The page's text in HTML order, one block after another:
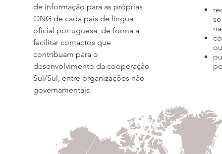
de informação para as próprias
ONG de cada país de língua
oficial portuguesa, de forma a
facilitar contactos que
contribuam para o
desenvolvimento da cooperação
Sul/Sul, entre organizações não-
governamentais.